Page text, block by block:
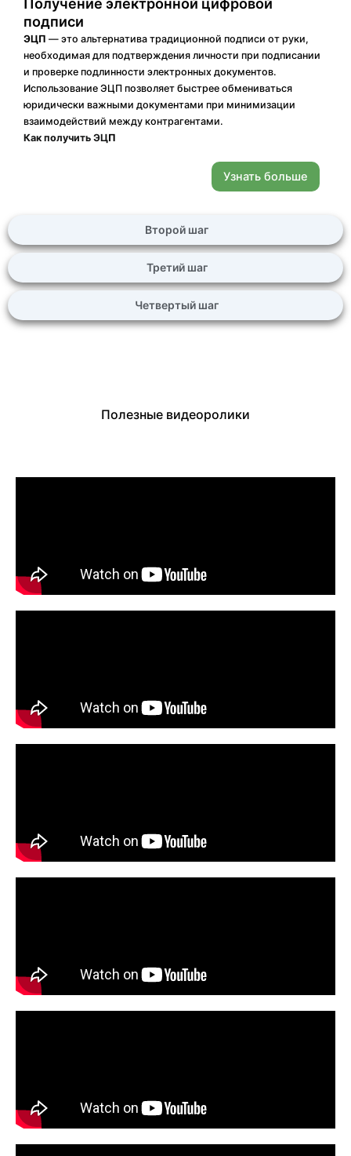
Второй шаг
Третий шаг
Четвертый шаг
Получение электронной цифровой
подписи
ЭЦП — это альтернатива традиционной подписи от руки,
необходимая для подтверждения личности при подписании
и проверке подлинности электронных документов.
Использование ЭЦП позволяет быстрее обмениваться
юридически важными документами при минимизации
взаимодействий между контрагентами.
Как получить ЭЦП
Узнать больше
Полезные видеоролики